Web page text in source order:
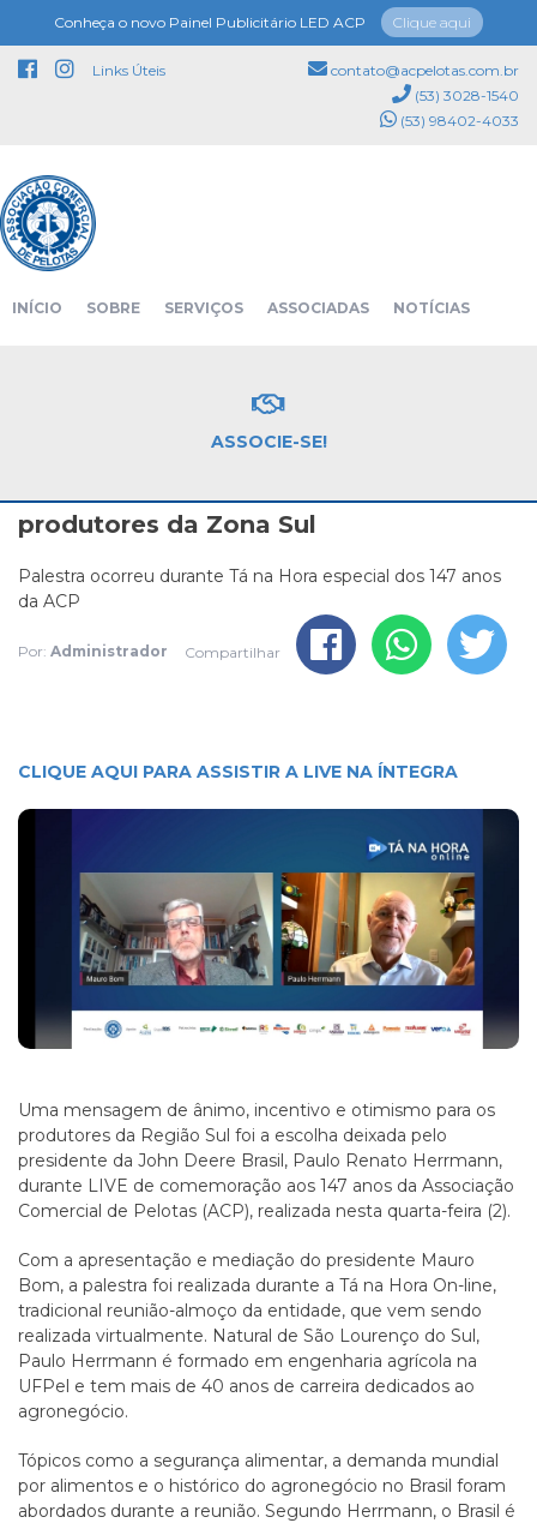
Conheça o novo Painel Publicitário LED ACP Clique aqui
Links Úteis
contato@acpelotas.com.br
(53) 3028-1540
(53) 98402-4033
INÍCIO SOBRE SERVIÇOS ASSOCIADAS NOTÍCIAS
ASSOCIE-SE!
NOTÍCIAS
Presidente da John Deere incentiva
produtores da Zona Sul
Palestra ocorreu durante Tá na Hora especial dos 147 anos
da ACP
Por: Administrador Compartilhar
CLIQUE AQUI PARA ASSISTIR A LIVE NA ÍNTEGRA
Uma mensagem de ânimo, incentivo e otimismo para os
produtores da Região Sul foi a escolha deixada pelo
presidente da John Deere Brasil, Paulo Renato Herrmann,
durante LIVE de comemoração aos 147 anos da Associação
Comercial de Pelotas (ACP), realizada nesta quarta-feira (2).
Com a apresentação e mediação do presidente Mauro
Bom, a palestra foi realizada durante a Tá na Hora On-line,
tradicional reunião-almoço da entidade, que vem sendo
realizada virtualmente. Natural de São Lourenço do Sul,
Paulo Herrmann é formado em engenharia agrícola na
UFPel e tem mais de 40 anos de carreira dedicados ao
agronegócio.
Tópicos como a segurança alimentar, a demanda mundial
por alimentos e o histórico do agronegócio no Brasil foram
abordados durante a reunião. Segundo Herrmann, o Brasil é